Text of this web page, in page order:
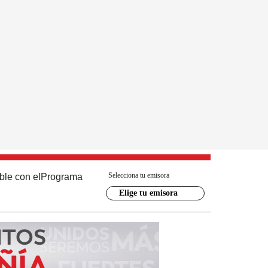
con el Programa Selecciona tu emisora
Elige tu emisora